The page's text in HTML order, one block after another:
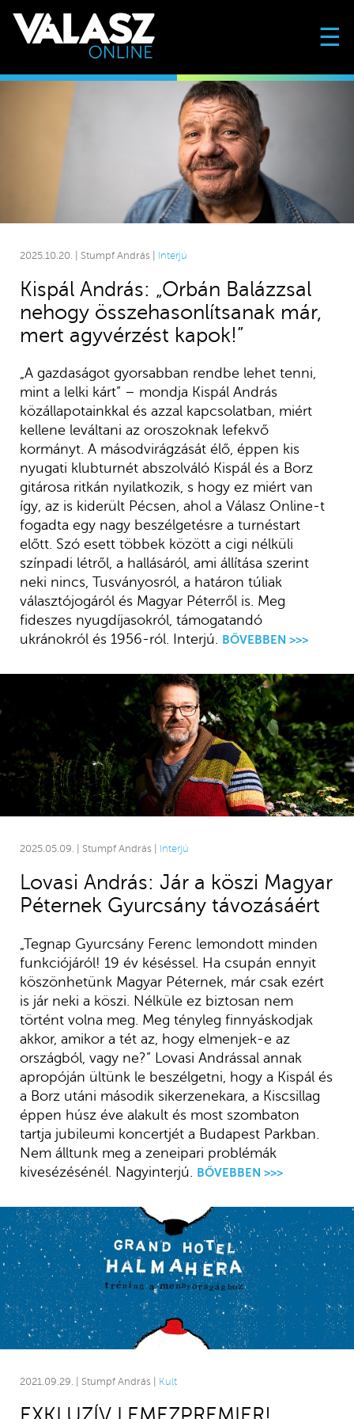
☰
2025.10.20. | Stumpf András | Interjú
Kispál András: „Orbán Balázzsal
nehogy összehasonlítsanak már,
mert agyvérzést kapok!”
„A gazdaságot gyorsabban rendbe lehet tenni,
mint a lelki kárt” – mondja Kispál András
közállapotainkkal és azzal kapcsolatban, miért
kellene leváltani az oroszoknak lefekvő
kormányt. A másodvirágzását élő, éppen kis
nyugati klubturnét abszolváló Kispál és a Borz
gitárosa ritkán nyilatkozik, s hogy ez miért van
így, az is kiderült Pécsen, ahol a Válasz Online-t
fogadta egy nagy beszélgetésre a turnéstart
előtt. Szó esett többek között a cigi nélküli
színpadi létről, a hallásáról, ami állítása szerint
neki nincs, Tusványosról, a határon túliak
választójogáról és Magyar Péterről is. Meg
fideszes nyugdíjasokról, támogatandó
ukránokról és 1956-ról. Interjú. BŐVEBBEN >>>
2025.05.09. | Stumpf András | Interjú
Lovasi András: Jár a köszi Magyar
Péternek Gyurcsány távozásáért
„Tegnap Gyurcsány Ferenc lemondott minden
funkciójáról! 19 év késéssel. Ha csupán ennyit
köszönhetünk Magyar Péternek, már csak ezért
is jár neki a köszi. Nélküle ez biztosan nem
történt volna meg. Meg tényleg finnyáskodjak
akkor, amikor a tét az, hogy elmenjek-e az
országból, vagy ne?” Lovasi Andrással annak
apropóján ültünk le beszélgetni, hogy a Kispál és
a Borz utáni második sikerzenekara, a Kiscsillag
éppen húsz éve alakult és most szombaton
tartja jubileumi koncertjét a Budapest Parkban.
Nem álltunk meg a zeneipari problémák
kivesézésénél. Nagyinterjú. BŐVEBBEN >>>
2021.09.29. | Stumpf András | Kult